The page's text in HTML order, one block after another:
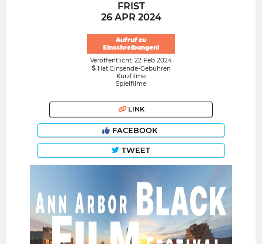
FRIST
26 APR 2024
Aufruf zu
Einschreibungen!
Veröffentlicht: 22 Feb 2024
Hat Einsende-Gebühren
Kurzfilme
Spielfilme
LINK
FACEBOOK
TWEET